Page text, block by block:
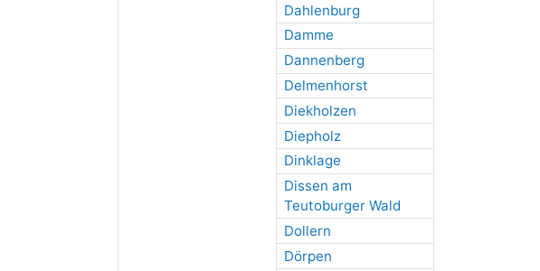
Dahlenburg
Damme
Dannenberg
Delmenhorst
Diekholzen
Diepholz
Dinklage
Dissen am
Teutoburger Wald
Dollern
Dörpen